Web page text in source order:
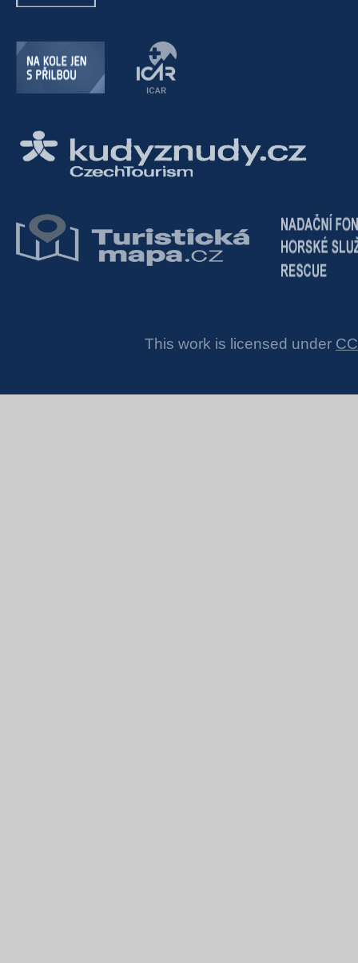
This work is licensed under